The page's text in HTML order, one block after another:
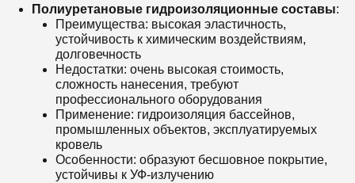
Полиуретановые гидроизоляционные составы:
Преимущества: высокая эластичность,
устойчивость к химическим воздействиям,
долговечность
Недостатки: очень высокая стоимость,
сложность нанесения, требуют
профессионального оборудования
Применение: гидроизоляция бассейнов,
промышленных объектов, эксплуатируемых
кровель
Особенности: образуют бесшовное покрытие,
устойчивы к УФ-излучению